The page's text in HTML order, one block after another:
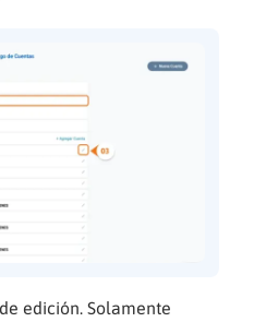
edición. Solamente